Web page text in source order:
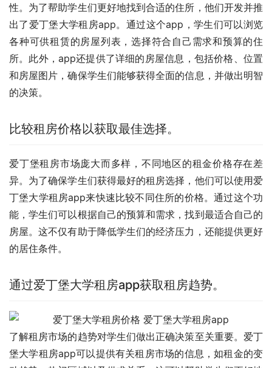
性。为了帮助学生们更好地找到合适的住所，他们开发并推
出了爱丁堡大学租房app。通过这个app，学生们可以浏览
各种可供租赁的房屋列表，选择符合自己需求和预算的住
所。此外，app还提供了详细的房屋信息，包括价格、位置
和房屋图片，确保学生们能够获得全面的信息，并做出明智
的决策。
比较租房价格以获取最佳选择。
爱丁堡租房市场庞大而多样，不同地区的租金价格存在差
异。为了确保学生们获得最好的租房选择，他们可以使用爱
丁堡大学租房app来快速比较不同住所的价格。通过这个功
能，学生们可以根据自己的预算和需求，找到最适合自己的
房屋。这不仅有助于降低学生们的经济压力，还能提供更好
的居住条件。
通过爱丁堡大学租房app获取租房趋势。
了解租房市场的趋势对学生们做出正确决策至关重要。爱丁
堡大学租房app可以提供有关租房市场的信息，如租金的变